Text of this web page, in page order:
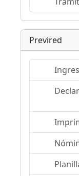
Previred